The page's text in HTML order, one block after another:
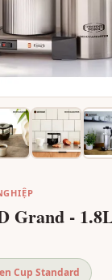
Grand -
Cup Standard